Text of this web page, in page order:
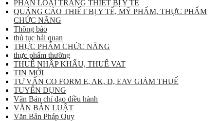
PHÂN LOẠI TRANG THIẾT BỊ Y TẾ
QUẢNG CÁO THIẾT BỊ Y TẾ, MỸ PHẨM, THỰC PHẨM
CHỨC NĂNG
Thông báo
thủ tục hải quan
THỰC PHẨM CHỨC NĂNG
thực phẩm thường
THUẾ NHẬP KHẨU, THUẾ VAT
TIN MỚI
TƯ VẤN CO FORM E, AK, D, EAV GIẢM THUẾ
TUYỂN DỤNG
Văn Bản chỉ đạo điều hành
VĂN BẢN LUẬT
Văn Bản Pháp Quy